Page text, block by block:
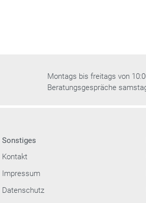
Montags bis freitags von
Beratungsgespräche
Sonstiges
Kontakt
Impressum
Datenschutz